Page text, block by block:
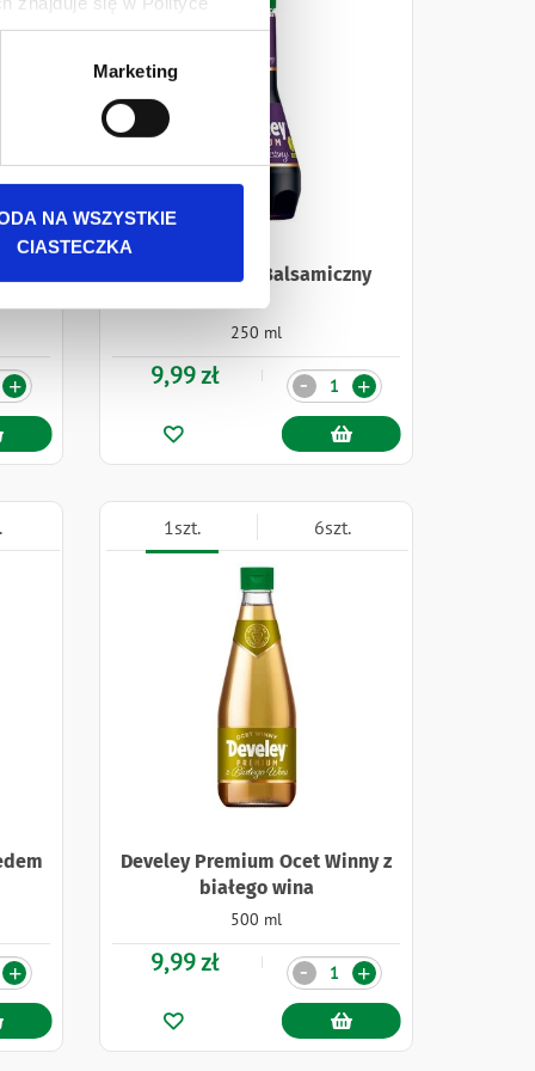
osobowych jest
Marketing
NA WSZYSTKIE
CIASTECZKA
+
Develey Ocet Balsamiczny
250 ml
9,99 zł Ilość +
-
+
Develey Premium Ocet Winny z
białego wina
500 ml
9,99 zł
1szt. 6szt.
Ilość +
-